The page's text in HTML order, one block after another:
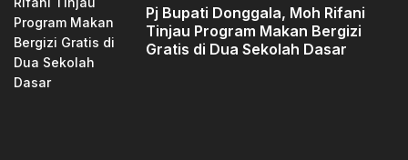
Pj Bupati Donggala, Moh Rifani
Tinjau Program Makan Bergizi
Gratis di Dua Sekolah Dasar